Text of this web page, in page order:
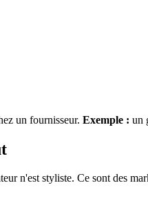
un fournisseur. Exemple : un
n'est styliste. Ce sont des